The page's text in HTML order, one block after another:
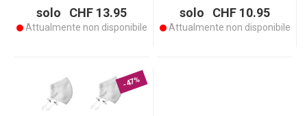
solo CHF 13.95
Attualmente non disponibile
solo CHF 10.95
Attualmente non disponibile
-47%